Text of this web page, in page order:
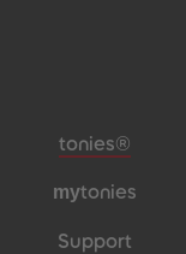
Meta-
tonies®
mytonies
Support